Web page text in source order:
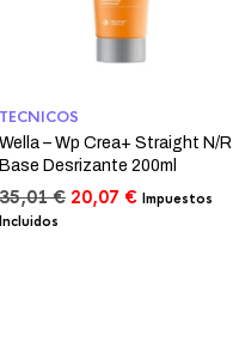
TECNICOS
Wella – Wp Crea+ Straight N/R
Base Desrizante 200ml
35,01€ El
20,07 €ElImpuestos
Incluidos